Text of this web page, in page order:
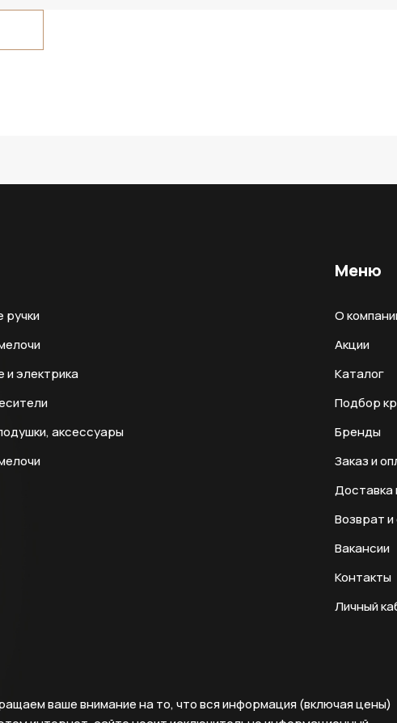
ручки
электрика
аксессуары
Меню
О
Акции
Каталог
Подбор
Бренды
Заказ и
Доставка
Возврат
Вакансии
Контакты
Личный
ваше внимание на то, что вся информация (включая цены)